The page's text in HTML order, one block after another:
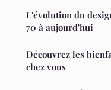
L'évolution du
70 à aujourd'hui
Découvrez les
chez vous